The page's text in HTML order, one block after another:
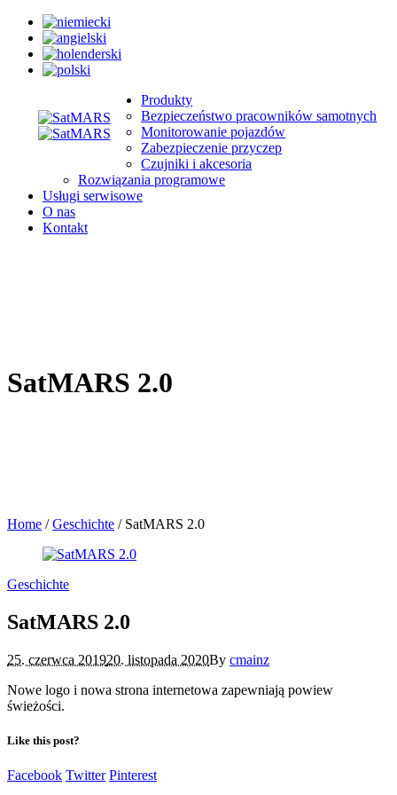
Produkty
Bezpieczeństwo pracowników samotnych
Monitorowanie pojazdów
Zabezpieczenie przyczep
Czujniki i akcesoria
Rozwiązania programowe
Usługi serwisowe
O nas
Kontakt
SatMARS 2.0
Home /Geschichte / SatMARS 2.0
Geschichte
SatMARS 2.0
25. czerwca 201920. listopada 2020By cmainz
Nowe logo i nowa strona internetowa zapewniają powiew
świeżości.
Like this post?
Facebook Twitter Pinterest